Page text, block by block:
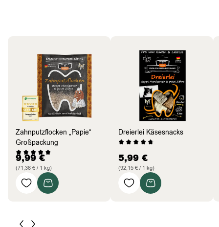
Zahnputzflocken „Papie“
Großpackung
9,99€
(71,36 € / 1 kg)
Dreierlei Käsesnacks
5,99 €
(92,15 € / 1 kg)